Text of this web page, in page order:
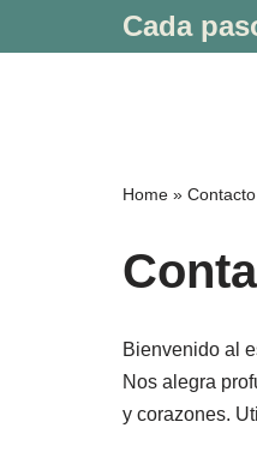
Cada
Home »
Bienvenido al
Nos alegra
y corazones.